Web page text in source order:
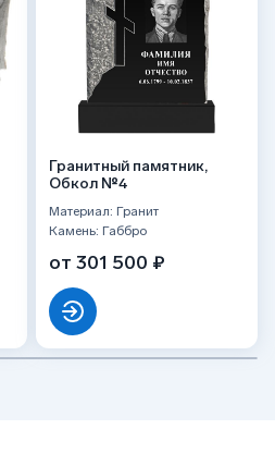
Гранитный памятник,
Обкол №4
Материал: Гранит
Камень: Габбро
от 301 500 ₽